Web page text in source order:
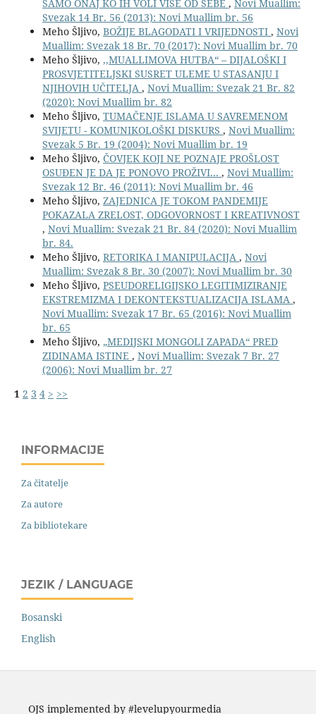
SAMO ONAJ KO IH VOLI VIŠE OD SEBE , Novi Muallim:
Svezak 14 Br. 56 (2013): Novi Muallim br. 56
Meho Šljivo, BOŽIJE BLAGODATI I VRIJEDNOSTI , Novi
Muallim: Svezak 18 Br. 70 (2017): Novi Muallim br. 70
Meho Šljivo, ,,MUALLIMOVA HUTBA“ – DIJALOŠKI I
PROSVJETITELJSKI SUSRET ULEME U STASANJU I
NJIHOVIH UČITELJA , Novi Muallim: Svezak 21 Br. 82
(2020): Novi Muallim br. 82
Meho Šljivo, TUMAČENJE ISLAMA U SAVREMENOM
SVIJETU - KOMUNIKOLOŠKI DISKURS , Novi Muallim:
Svezak 5 Br. 19 (2004): Novi Muallim br. 19
Meho Šljivo, ČOVJEK KOJI NE POZNAJE PROŠLOST
OSUĐEN JE DA JE PONOVO PROŽIVI... , Novi Muallim:
Svezak 12 Br. 46 (2011): Novi Muallim br. 46
Meho Šljivo, ZAJEDNICA JE TOKOM PANDEMIJE
POKAZALA ZRELOST, ODGOVORNOST I KREATIVNOST
, Novi Muallim: Svezak 21 Br. 84 (2020): Novi Muallim
br. 84.
Meho Šljivo, RETORIKA I MANIPULACIJA , Novi
Muallim: Svezak 8 Br. 30 (2007): Novi Muallim br. 30
Meho Šljivo, PSEUDORELIGIJSKO LEGITIMIZIRANJE
EKSTREMIZMA I DEKONTEKSTUALIZACIJA ISLAMA ,
Novi Muallim: Svezak 17 Br. 65 (2016): Novi Muallim
br. 65
Meho Šljivo, „MEDIJSKI MONGOLI ZAPADA“ PRED
ZIDINAMA ISTINE , Novi Muallim: Svezak 7 Br. 27
(2006): Novi Muallim br. 27
1 2 3 4 > >>
INFORMACIJE
Za čitatelje
Za autore
Za bibliotekare
JEZIK / LANGUAGE
Bosanski
English
OJS implemented by #levelupyourmedia